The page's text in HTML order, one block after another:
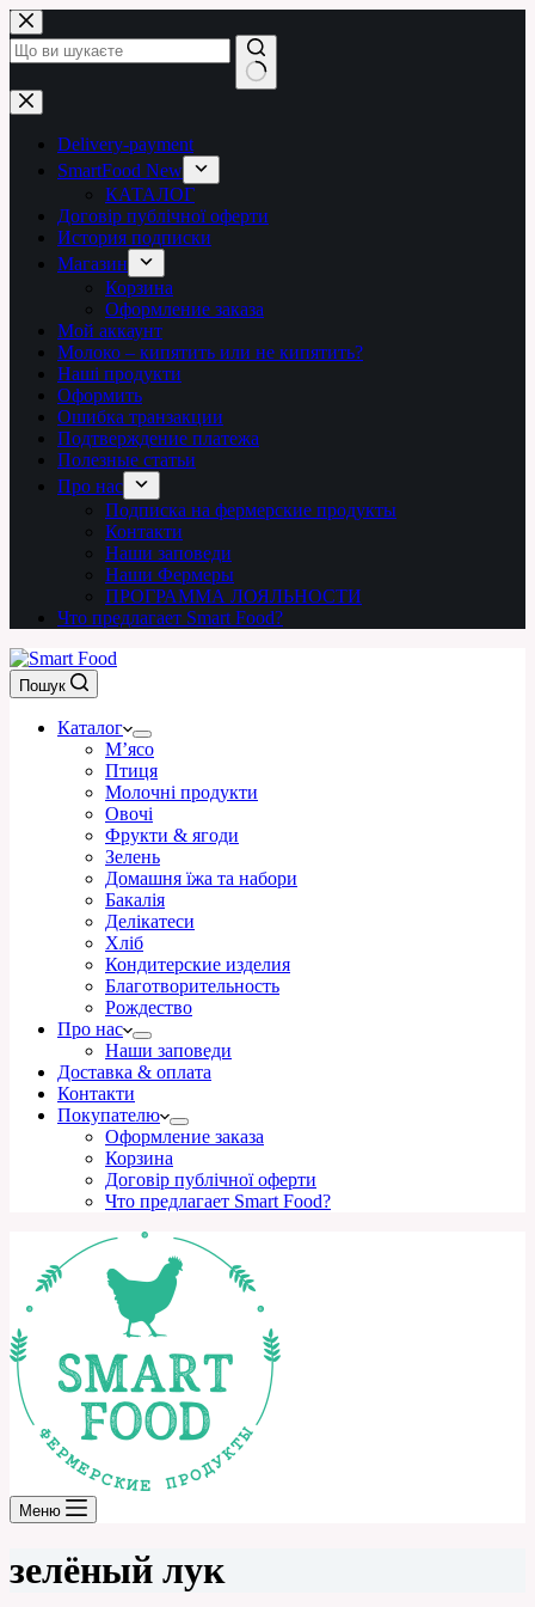
Перейти
до
вмісту
Немає
результатів
Delivery-payment
SmartFood New
КАТАЛОГ
Договір публічної оферти
История подписки
Магазин
Корзина
Оформление заказа
Мой аккаунт
Молоко – кипятить или не кипятить?
Наші продукти
Оформить
Ошибка транзакции
Подтверждение платежа
Полезные статьи
Про нас
Подписка на фермерские продукты
Контакти
Наши заповеди
Наши Фермеры
ПРОГРАММА ЛОЯЛЬНОСТИ
Что предлагает Smart Food?
Пошук
Каталог
М’ясо
Птиця
Молочні продукти
Овочі
Фрукти & ягоди
Зелень
Домашня їжа та набори
Бакалія
Делікатеси
Хліб
Кондитерские изделия
Благотворительность
Рождество
Про нас
Наши заповеди
Доставка & оплата
Контакти
Покупателю
Оформление заказа
Корзина
Договір публічної оферти
Что предлагает Smart Food?
Меню
зелёный лук